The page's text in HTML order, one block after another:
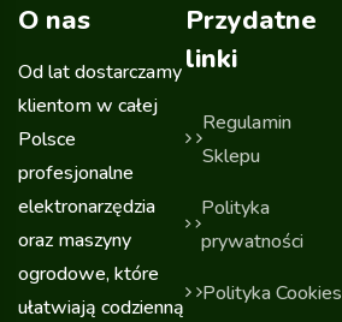
O nas
Od lat dostarczamy
klientom w całej
Polsce
profesjonalne
elektronarzędzia
oraz maszyny
ogrodowe, które
ułatwiają codzienną
Przydatne
linki
Regulamin
Sklepu
Polityka
prywatności
Polityka Cookies